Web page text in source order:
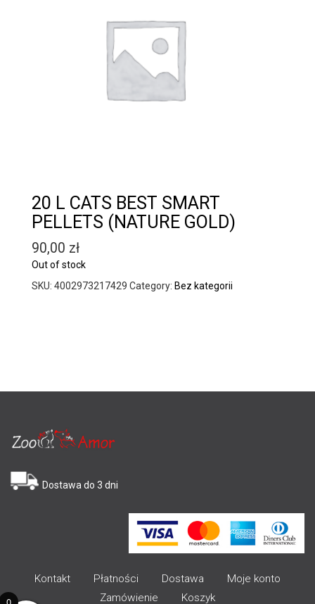
20 L CATS BEST SMART
PELLETS (NATURE GOLD)
90,00 zł
Out of stock
SKU: 4002973217429 Category: Bez kategorii
Dostawa do 3 dni
Kontakt Płatności Dostawa
Moje konto
Zamówienie
Koszyk